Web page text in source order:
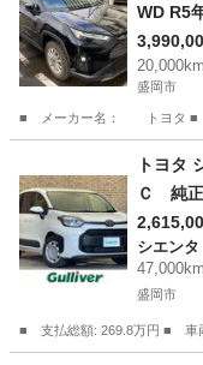
WD R5
盛岡市
■ メーカー名： トヨタ
トヨタ
トヨタ
Ｃ 純
ドドア
ハイビ
ト パ
シエンタ
盛岡市
■ 支払総額: 269.8万円 ■ 車